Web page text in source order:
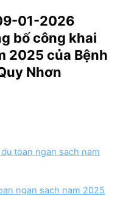
01-2026
bố công khai
2025 của Bệnh
Nhơn
du toan ngan sach nam
ngan sach nam 2025